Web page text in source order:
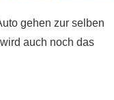
gehen zur selben
auch noch das